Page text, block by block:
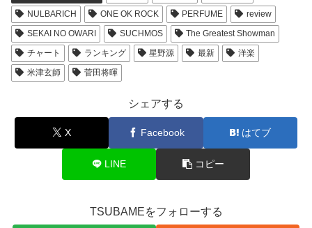
NULBARICH
ONE OK ROCK PERFUME
review
SEKAI NO OWARI
SUCHMOS
The Greatest Showman
チャート
ランキング 星野源 最新
洋楽
米津玄師
菅田将暉
シェアする
X Facebook はてブ
LINE コピー
TSUBAMEをフォローする